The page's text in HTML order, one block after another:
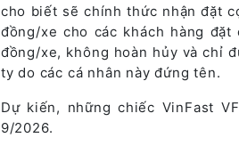
cho biết sẽ chính thức nhận đặt
đồng/xe cho các khách hàng
đồng/xe, không hoàn hủy và chỉ
ty do các cá nhân này đứng tên.
Dự kiến, những chiếc VinFast
9/2026.